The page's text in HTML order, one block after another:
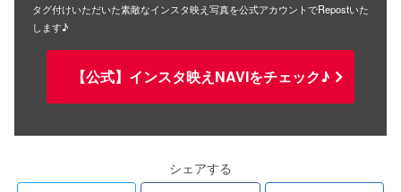
タグ付けいただいた素敵なインスタ映え写真を公式アカウントでRepostいた
します♪
【公式】インスタ映えNAVIをチェック♪
シェアする